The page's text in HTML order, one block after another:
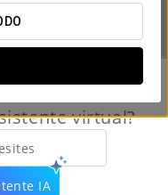
virtual?
IA